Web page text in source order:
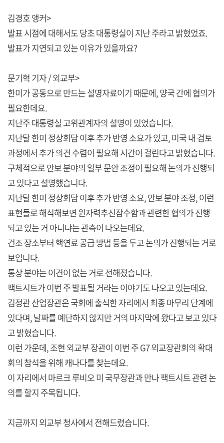
김경호 앵커>
발표 시점에 대해서도 당초 대통령실이 지난 주라고 밝혔었죠.
발표가 지연되고 있는 이유가 있을까요?
문기혁 기자 / 외교부>
한미가 공동으로 만드는 설명자료이기 때문에, 양국 간에 협의가
필요한데요.
지난주 대통령실 고위관계자의 설명이 있었습니다.
지난달 한미 정상회담 이후 추가 반영 소요가 있고, 미국 내 검토
과정에서 추가 의견 수렴이 필요해 시간이 걸린다고 밝혔습니다.
구체적으로 안보 분야의 일부 문안 조정이 필요해 논의가 진행되
고 있다고 설명했습니다.
지난달 한미 정상회담 이후 추가 반영 소요, 안보 분야 조정, 이런
표현들로 해석해보면 원자력추진잠수함과 관련한 협의가 진행
되고 있는 거 아니냐는 관측이 나오는데요.
건조 장소부터 핵연료 공급 방법 등을 두고 논의가 진행되는 거로
보입니다.
통상 분야는 이견이 없는 거로 전해졌습니다.
팩트시트가 이번 주 발표될 거라는 이야기도 나오고 있는데요.
김정관 산업장관은 국회에 출석한 자리에서 최종 마무리 단계에
있다며, 날짜를 예단하지 않지만 거의 마지막에 왔다고 보고 있다
고 밝혔습니다.
이런 가운데, 조현 외교부 장관이 이번 주 G7 외교장관회의 확대
회의 참석을 위해 캐나다를 찾는데요.
이 자리에서 마르크 루비오 미 국무장관과 만나 팩트시트 관련 논
의를 할지 주목됩니다.
지금까지 외교부 청사에서 전해드렸습니다.